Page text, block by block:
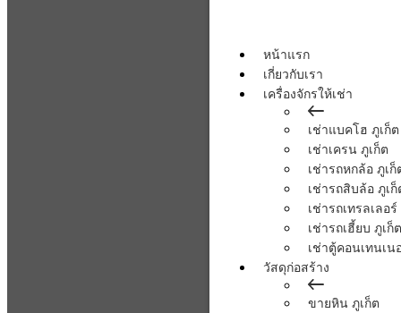
หน้าแรก
เกี่ยวกับเรา
เครื่องจักรให้เช่า
เช่าแบคโฮ ภูเก็ต
เช่าเครน ภูเก็ต
เช่ารถหกล้อ ภูเก็
เช่ารถสิบล้อ ภูเ
เช่ารถเทรลเลอ
เช่ารถเฮี้ยบ ภูเก็ต
เช่าตู้คอนเทนเน
วัสดุก่อสร้าง
ขายหิน ภูเก็ต